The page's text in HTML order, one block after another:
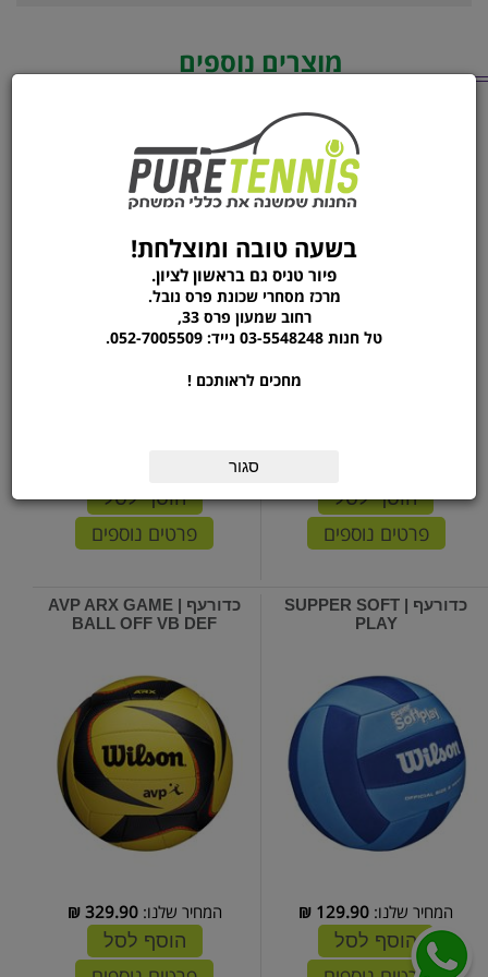
מוצרים נוספים
MINI BALL KEY RING
הוסף לסל
פרטים נוספים
NANORAY 10
הוסף לסל
פרטים נוספים
כדורעף | SUPPER SOFT
PLAY
המחיר שלנו: 129.90
₪
הוסף לסל
כדורעף | AVP ARX GAME
BALL OFF VB DEF
המחיר שלנו:329.90
₪
הוסף לסל
בשעה טובה ומוצלחת!
פיור טניס גם בראשון לציון.
מרכז מסחרי שכונת פרס נובל.
רחוב שמעון פרס 33,
טל חנות 03-5548248 נייד: 052-7005509.
מחכים לראותכם !
סגור